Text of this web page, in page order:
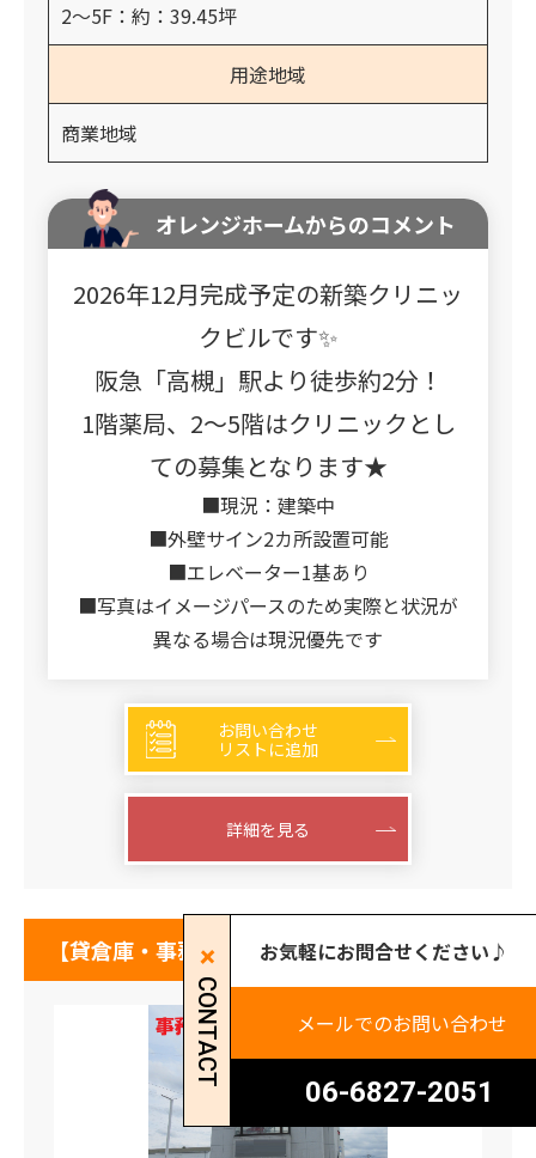
2～5F：約：39.45坪
用途地域
商業地域
オレンジホームからのコメント
2026年12月完成予定の新築クリニッ
クビルです✨
阪急「高槻」駅より徒歩約2分！
1階薬局、2～5階はクリニックとし
ての募集となります★
■現況：建築中
■外壁サイン2カ所設置可能
■エレベーター1基あり
■写真はイメージパースのため実際と状況が
異なる場合は現況優先です
お問い合わせ
リストに追加
詳細を見る
【貸倉庫・事務所】大阪府高槻市三島江
CONTACT
お気軽にお問合せください♪
メールでのお問い合わせ
06-6827-2051